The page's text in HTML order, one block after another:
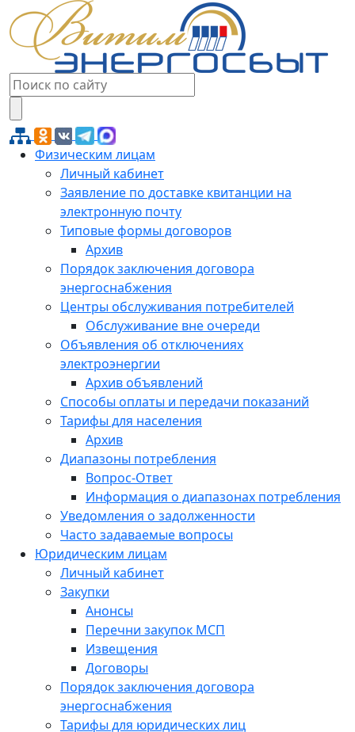
Физическим лицам
Личный кабинет
Заявление по доставке квитанции на
электронную почту
Типовые формы договоров
Архив
Порядок заключения договора
энергоснабжения
Центры обслуживания потребителей
Обслуживание вне очереди
Объявления об отключениях
электроэнергии
Архив объявлений
Способы оплаты и передачи показаний
Тарифы для населения
Архив
Диапазоны потребления
Вопрос-Ответ
Информация о диапазонах потребления
Уведомления о задолженности
Часто задаваемые вопросы
Юридическим лицам
Личный кабинет
Закупки
Анонсы
Перечни закупок МСП
Извещения
Договоры
Порядок заключения договора
энергоснабжения
Тарифы для юридических лиц